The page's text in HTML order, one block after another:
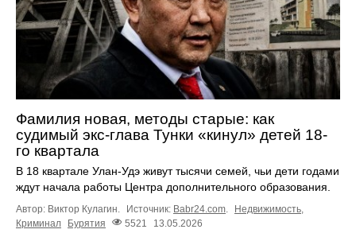
Фамилия новая, методы старые: как
судимый экс-глава Тунки «кинул» детей 18-
го квартала
В 18 квартале Улан-Удэ живут тысячи семей, чьи дети годами
ждут начала работы Центра дополнительного образования.
Автор: Виктор Кулагин. Источник: Babr24.com. Недвижимость,
Криминал
Бурятия 5521 13.05.2026